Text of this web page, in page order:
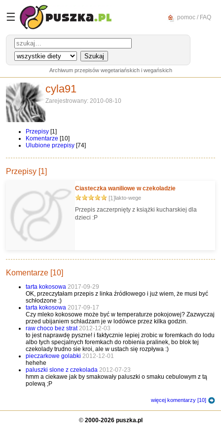
☰ pomoc / FAQ
Archiwum przepisów wegetariańskich i wegańskich
cyla91
Zarejestrowany: 2010-08-10
Przepisy [1]
Komentarze [10]
Ulubione przepisy [74]
Przepisy [1]
Ciasteczka waniliowe w czekoladzie
[1]lakto-wege
Przepis zaczerpnięty z książki kucharskiej dla
dzieci :P
Komentarze [10]
tarta kokosowa 2017-09-29
OK, przeczytałam przepis z linka źródłowego i już wiem, że musi być
schłodzone :)
tarta kokosowa 2017-09-17
Czy mleko kokosowe może być w temperaturze pokojowej? Zazwyczaj
przed ubijaniem schładzam je w lodówce przez kilka godzin.
raw choco bez strat2012-12-03
to jest naprawdę pyszne! i faktycznie lepiej zrobic w foremkach do lodu
albo tych specjalnych foremkach do robienia pralinek, bo blok tej
czekolady trudno sie kroi, ale w ustach się rozpływa :)
pieczarkowe golabki 2012-12-01
hehehe
paluszki slone z czekolada 2012-07-23
hmm a ciekawe jak by smakowały paluszki o smaku cebulowym z tą
polewą ;P
więcej komentarzy [10]
© 2000-2026 puszka.pl